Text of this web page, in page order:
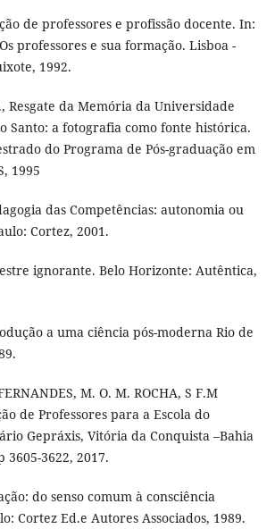
de professores e profissão docente. In:
professores e sua formação. Lisboa -
1992.
Resgate da Memória da Universidade
Santo: a fotografia como fonte histórica.
do Programa de Pós-graduação em
1995
das Competências: autonomia ou
Cortez, 2001.
ignorante. Belo Horizonte: Autêntica,
a uma ciência pós-moderna Rio de
M. O. M. ROCHA, S F.M
de Professores para a Escola do
Gepráxis, Vitória da Conquista –Bahia
3605-3622, 2017.
do senso comum à consciência
Cortez Ed.e Autores Associados, 1989.